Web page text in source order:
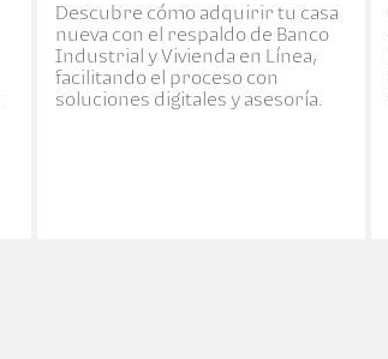
Descubre cómo adquirir tu casa
nueva con el respaldo de Banco
Industrial y Vivienda en Línea,
facilitando el proceso con
soluciones digitales y asesoría.